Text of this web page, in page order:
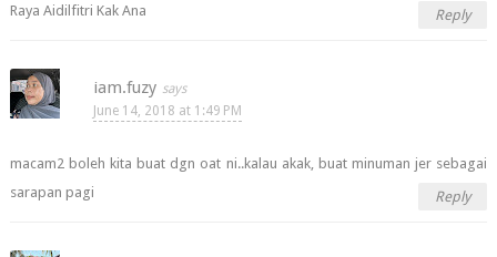
Raya Aidilfitri Kak Ana
Reply
iam.fuzy
June 14, 2018 at 1:49 PM
macam2 boleh kita buat dgn oat ni..kalau akak, buat minuman jer sebagai
sarapan pagi
Reply